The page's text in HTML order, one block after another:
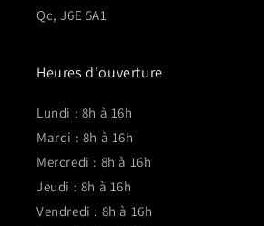
Qc, J6E 5A1
Heures d'ouverture
Lundi : 8h à 16h
Mardi : 8h à 16h
Mercredi : 8h à 16h
Jeudi : 8h à 16h
Vendredi : 8h à 16h